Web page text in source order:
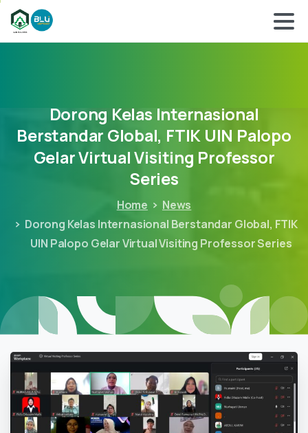
Dorong Kelas Internasional
Berstandar Global, FTIK UIN Palopo
GelarVirtual Visiting Professor
Series
Home
News
Dorong Kelas Internasional Berstandar Global, FTIK
UIN Palopo Gelar Virtual Visiting Professor Series